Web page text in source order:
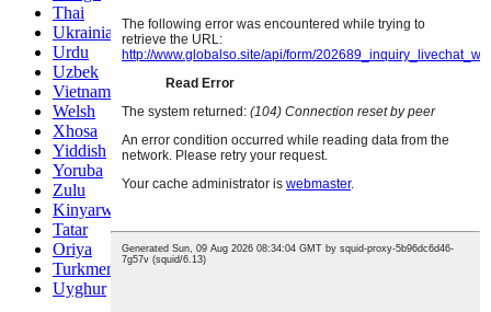
Thai
Ukrainian
Urdu
Uzbek
Vietnamese
Welsh
Xhosa
Yiddish
Yoruba
Zulu
Kinyarwanda
Tatar
Oriya
Turkmen
Uyghur